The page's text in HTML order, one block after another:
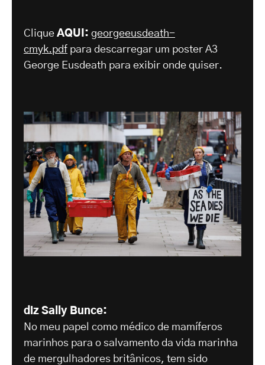
Clique AQUI: georgeeusdeath-
cmyk.pdf para descarregar um poster A3
George Eusdeath para exibir onde quiser.
diz Sally Bunce:
No meu papel como médico de mamíferos
marinhos para o salvamento da vida marinha
de mergulhadores britânicos, tem sido